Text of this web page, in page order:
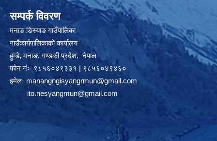
सम्पर्क विवरण
मनाङ ङिस्याङ गाउँपालिका
गाउँकार्यपालिकाको कार्यालय
हुम्डे, मनाङ, गण्डकी प्रदेश, ‍ नेपाल
फोन नंः ९८५६०४९३३१ | ९८५६०४९४६०
इमेलः manangngisyangrmun@gmail.com
ito.nesyangmun@gmail.com